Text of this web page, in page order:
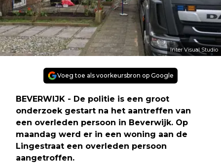
Inter Visual Studio
Voeg toe als voorkeursbron op Google
BEVERWIJK - De politie is een groot
onderzoek gestart na het aantreffen van
een overleden persoon in Beverwijk. Op
maandag werd er in een woning aan de
Lingestraat een overleden persoon
aangetroffen.